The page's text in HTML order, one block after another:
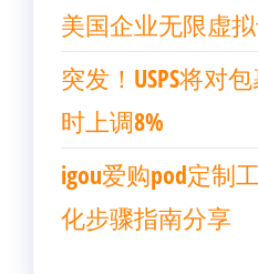
美国企业无限虚
突发！USPS将对
时上调8%
igou爱购pod定制
化步骤指南分享